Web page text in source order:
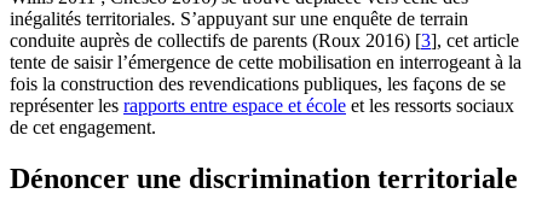
inégalités territoriales. S’appuyant sur une enquête de terrain
conduite auprès de collectifs de parents (Roux 2016) [3], cet article
tente de saisir l’émergence de cette mobilisation en interrogeant à la
fois la construction des revendications publiques, les façons de se
représenter les rapports entre espace et école et les ressorts sociaux
de cet engagement.
Dénoncer une discrimination territoriale